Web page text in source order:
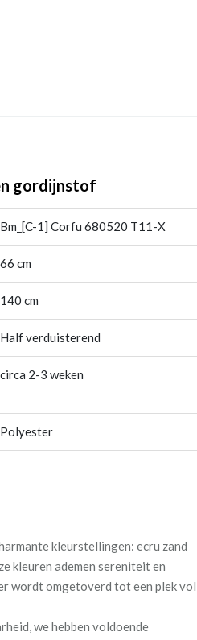
gordijnstof
Bm_[C-1] Corfu 680520 T11-X
66 cm
140 cm
Half verduisterend
circa 2-3 weken
Polyester
kleurstellingen: ecru zand
kleuren ademen sereniteit en
wordt omgetoverd tot een plek vol
we hebben voldoende